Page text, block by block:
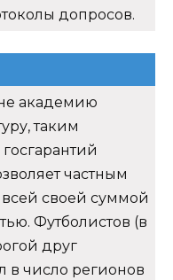
допросов.
академию
таким
частным
своей суммой
Футболистов (в
друг
в число регионов